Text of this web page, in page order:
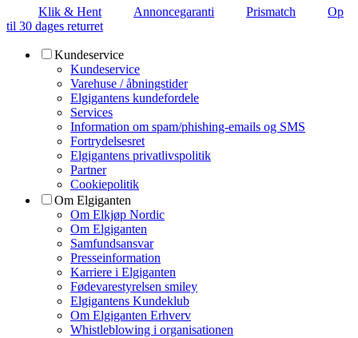
Klik & Hent Annoncegaranti Prismatch
Op
til 30 dages returret
Kundeservice
Kundeservice
Varehuse / åbningstider
Elgigantens kundefordele
Services
Information om spam/phishing-emails og SMS
Fortrydelsesret
Elgigantens privatlivspolitik
Partner
Cookiepolitik
Om Elgiganten
Om Elkjøp Nordic
Om Elgiganten
Samfundsansvar
Presseinformation
Karriere i Elgiganten
Fødevarestyrelsen smiley
Elgigantens Kundeklub
Om Elgiganten Erhverv
Whistleblowing i organisationen